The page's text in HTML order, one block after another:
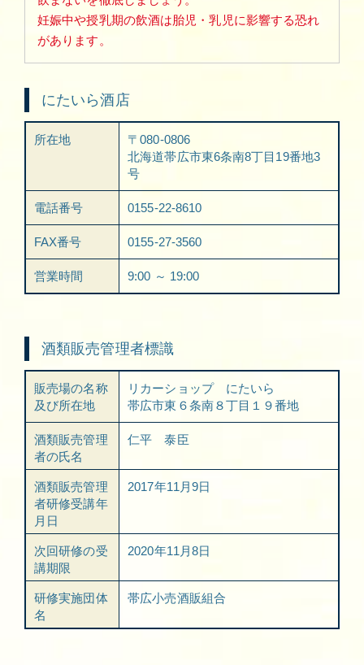
妊娠中や授乳期の飲酒は胎児・乳児に影響する恐れ
があります。
にたいら酒店
所在地
〒080-0806
北海道帯広市東6条南8丁目19番地3
号
電話番号 0155-22-8610
FAX番号 0155-27-3560
営業時間 9:00 ～ 19:00
酒類販売管理者標識
販売場の名称
及び所在地
リカーショップ にたいら
帯広市東６条南８丁目１９番地
酒類販売管理
者の氏名
仁平 泰臣
酒類販売管理
者研修受講年
月日
2017年11月9日
次回研修の受
講期限
2020年11月8日
研修実施団体
名
帯広小売酒販組合